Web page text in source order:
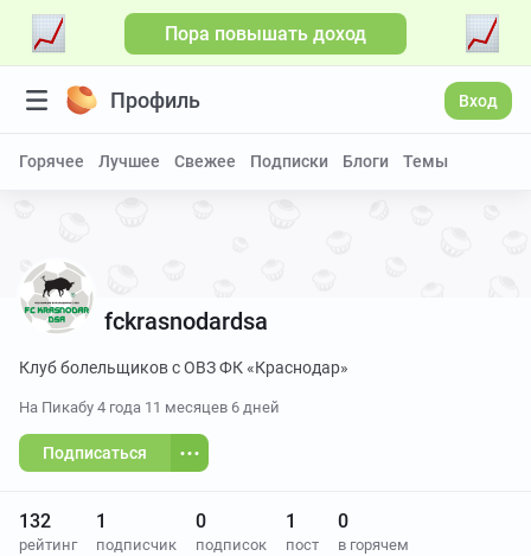
Пора повышать доход
Профиль Вход
Горячее Лучшее Свежее Подписки Блоги Темы
fckrasnodardsa
Клуб болельщиков с ОВЗ ФК «Краснодар»
На Пикабу 4 года 11 месяцев 6 дней
Подписаться
132
рейтинг
1
подписчик
0
подписок
1
пост
0
в горячем